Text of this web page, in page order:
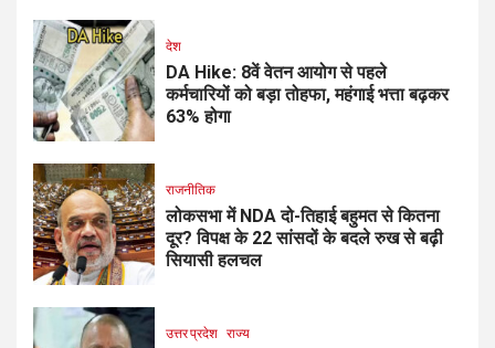
देश
DA Hike: 8वें वेतन आयोग से पहले
कर्मचारियों को बड़ा तोहफा, महंगाई भत्ता बढ़कर
63% होगा
राजनीतिक
लोकसभा में NDA दो-तिहाई बहुमत से कितना
दूर? विपक्ष के 22 सांसदों के बदले रुख से बढ़ी
सियासी हलचल
उत्तर प्रदेश राज्य